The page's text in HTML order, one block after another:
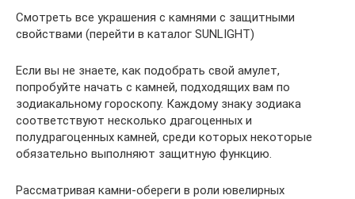
Смотреть все украшения с камнями с защитными
свойствами (перейти в каталог SUNLIGHT)
Если вы не знаете, как подобрать свой амулет,
попробуйте начать с камней, подходящих вам по
зодиакальному гороскопу. Каждому знаку зодиака
соответствуют несколько драгоценных и
полудрагоценных камней, среди которых некоторые
обязательно выполняют защитную функцию.
Рассматривая камни-обереги в роли ювелирных